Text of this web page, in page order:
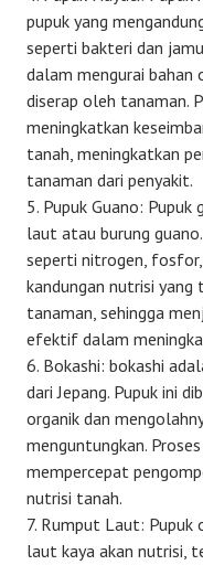
pupuk yang
seperti bakteri dan
dalam mengurai bahan
diserap oleh tanaman.
meningkatkan
tanah, meningkatkan
tanaman dari penyakit.
Pupuk Guano:
laut atau burung
seperti nitrogen,
kandungan nutrisi yang
tanaman, sehingga
efektif dalam
Bokashi: bokashi
dari Jepang. Pupuk ini
organik dan
menguntungkan.
mempercepat
nutrisi tanah.
Rumput Laut: Pupuk
laut kaya akan nutrisi,